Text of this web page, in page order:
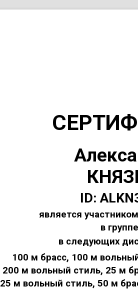
ID:
является
в
в следующих
100 м брасс, 100 м
200 м вольный стиль, 25 м
25 м вольный стиль, 50 м